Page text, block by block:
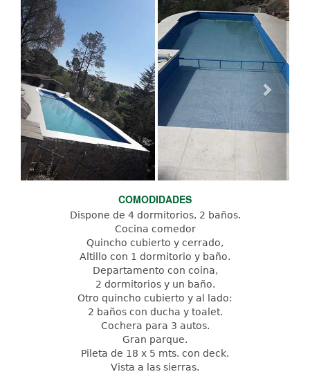
Previous Next
COMODIDADES
Dispone de 4 dormitorios, 2 baños.
Cocina comedor
Quincho cubierto y cerrado,
Altillo con 1 dormitorio y baño.
Departamento con coina,
2 dormitorios y un baño.
Otro quincho cubierto y al lado:
2 baños con ducha y toalet.
Cochera para 3 autos.
Gran parque.
Pileta de 18 x 5 mts. con deck.
Vista a las sierras.